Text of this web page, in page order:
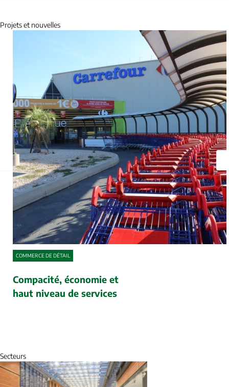
Projets et nouvelles
Compacité, économie et
haut niveau de services
COMMERCE DE DÉTAIL
Previous
Secteurs